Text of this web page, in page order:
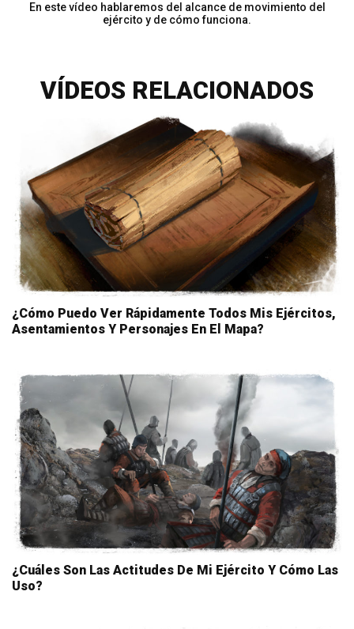
En este vídeo hablaremos del alcance de movimiento del
ejército y de cómo funciona.
VÍDEOS RELACIONADOS
¿Cómo Puedo Ver Rápidamente Todos Mis Ejércitos,
Asentamientos Y Personajes En El Mapa?
¿Cuáles Son Las Actitudes De Mi Ejército Y Cómo Las
Uso?